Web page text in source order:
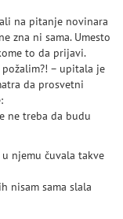
na pitanje novinara
zna ni sama. Umesto
to da prijavi.
– upitala je
da prosvetni
ne treba da budu
njemu čuvala takve
nisam sama slala